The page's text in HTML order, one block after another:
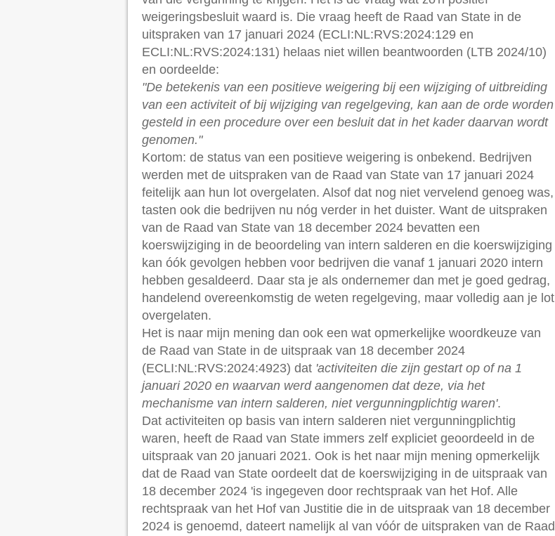
weigeringsbesluit waard is. Die vraag heeft de Raad van State in de
uitspraken van 17 januari 2024 (ECLI:NL:RVS:2024:129 en
ECLI:NL:RVS:2024:131) helaas niet willen beantwoorden (LTB 2024/10)
en oordeelde:
"De betekenis van een positieve weigering bij een wijziging of uitbreiding
van een activiteit of bij wijziging van regelgeving, kan aan de orde worden
gesteld in een procedure over een besluit dat in het kader daarvan wordt
genomen."
Kortom: de status van een positieve weigering is onbekend. Bedrijven
werden met de uitspraken van de Raad van State van 17 januari 2024
feitelijk aan hun lot overgelaten. Alsof dat nog niet vervelend genoeg was,
tasten ook die bedrijven nu nóg verder in het duister. Want de uitspraken
van de Raad van State van 18 december 2024 bevatten een
koerswijziging in de beoordeling van intern salderen en die koerswijziging
kan óók gevolgen hebben voor bedrijven die vanaf 1 januari 2020 intern
hebben gesaldeerd. Daar sta je als ondernemer dan met je goed gedrag,
handelend overeenkomstig de weten regelgeving, maar volledig aan je lot
overgelaten.
Het is naar mijn mening dan ook een wat opmerkelijke woordkeuze van
de Raad van State in de uitspraak van 18 december 2024
(ECLI:NL:RVS:2024:4923) dat 'activiteiten die zijn gestart op of na 1
januari 2020 en waarvan werd aangenomen dat deze, via het
mechanisme van intern salderen, niet vergunningplichtig waren'.
Dat activiteiten op basis van intern salderen niet vergunningplichtig
waren, heeft de Raad van State immers zelf expliciet geoordeeld in de
uitspraak van 20 januari 2021. Ook is het naar mijn mening opmerkelijk
dat de Raad van State oordeelt dat de koerswijziging in de uitspraak van
18 december 2024 'is ingegeven door rechtspraak van het Hof. Alle
rechtspraak van het Hof van Justitie die in de uitspraak van 18 december
2024 is genoemd, dateert namelijk al van vóór de uitspraken van de Raad